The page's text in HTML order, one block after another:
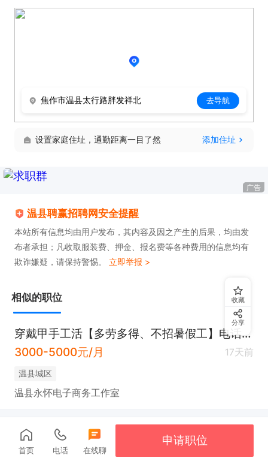
焦作市温县太行路胖发祥北 去导航
设置家庭住址，通勤距离一目了然 添加住址
广告
温县聘赢招聘网安全提醒
本站所有信息均由用户发布，其内容及因之产生的后果，均由发
布者承担；凡收取服装费、押金、报名费等各种费用的信息均有
欺诈嫌疑，请保持警惕。 立即举报 >
相似的职位
穿戴甲手工活【多劳多得、不招暑假工】电话联系
3000-5000元/月
17天前
温县城区
温县永怀电子商务工作室
收藏
分享
首页 电话 在线聊
申请职位